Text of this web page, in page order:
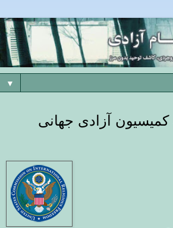
▼
کمیسیون آزادی جهانی